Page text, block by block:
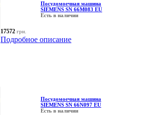
Посудомоечная машина
SIEMENS SN 66M083 EU
Есть в наличии
17572 грн.
Подробное описание
Посудомоечная машина
SIEMENS SN 66N097 EU
Есть в наличии